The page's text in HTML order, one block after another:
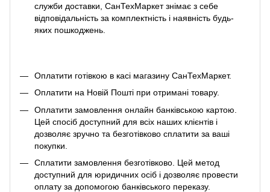
служби доставки, СанТехМаркет знімає з себе
відповідальність за комплектність і наявність будь-
яких пошкоджень.
Оплатити готівкою в касі магазину СанТехМаркет.
Оплатити на Новій Пошті при отримані товару.
Оплатити замовлення онлайн банківською картою.
Цей спосіб доступний для всіх наших клієнтів і
дозволяє зручно та безготівково сплатити за ваші
покупки.
Сплатити замовлення безготівково. Цей метод
доступний для юридичних осіб і дозволяє провести
оплату за допомогою банківського переказу.